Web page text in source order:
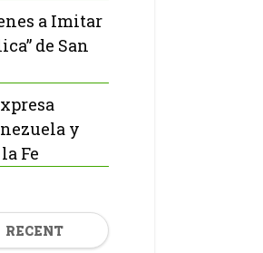
a Imitar
de San
y
Fe
RECENT